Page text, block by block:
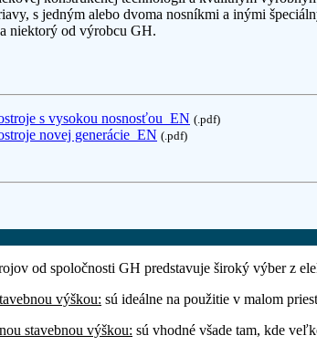
s jedným alebo dvoma nosníkmi a inými
niektorý od výrobcu GH.
s vysokou nosnosťou_EN (.pdf)
novej generácie_EN (.pdf)
od spoločnosti GH predstavuje široký výber z
výškou: sú ideálne na použitie v malom
stavebnou výškou: sú vhodné všade tam, kde